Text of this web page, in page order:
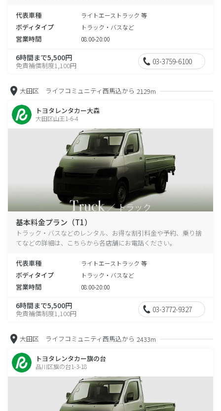
代表車種 ライトエーストラック 等
ボディタイプ トラック・バスなど
営業時間 08:00-20:00
6時間まで5,500円
免責補償制度1,100円 03-3759-6100
大田区 ライフコミュニティ西馬込から 2129m
トヨタレンタカー大森
大田区山王1-6-4
基本料金プラン（T1）
トラック・バスなどのレンタル、お得な割引料金や予約、乗り捨
てなどの詳細は、こちらから各店舗にお電話ください。
代表車種 ライトエーストラック 等
ボディタイプ トラック・バスなど
営業時間 08:00-20:00
6時間まで5,500円
免責補償制度1,100円 03-3772-9327
大田区 ライフコミュニティ西馬込から 2433m
トヨタレンタカー旗の台
品川区旗の台1-3-18